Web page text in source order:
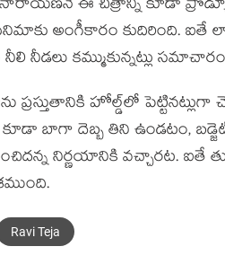
ఈ చిత్రాన్ని కూడా
అంగీకారం కుదిరింది. ఐతే లాక్
కమ్ముకున్నట్లు
హోల్డ్‌లో పెట్టినట్లుగా
బాగా దెబ్బ తిని ఉండటం, బడ్జెట్
నిర్ణయానికి వచ్చారట. ఐతే
Ravi Teja